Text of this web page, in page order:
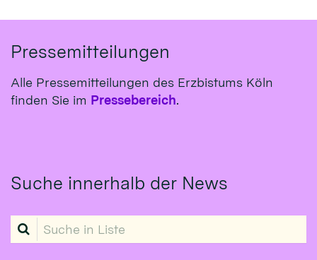
Pressemitteilungen
Alle Pressemitteilungen des Erzbistums Köln
finden Sie im Pressebereich.
Suche innerhalb der News
Suche in Liste